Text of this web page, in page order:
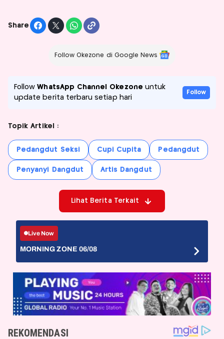
Share
Follow Okezone di Google News
FollowWhatsApp Channel Okezone untuk
update berita terbaru setiap hari
Follow
Topik Artikel :
Pedangdut Seksi Cupi Cupita Pedangdut
Penyanyi Dangdut Artis Dangdut
Lihat Berita Terkait
Live Now
MORNING ZONE 06/08